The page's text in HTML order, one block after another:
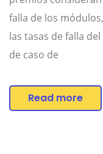
falla de los
las tasas de falla
de caso de
Read more